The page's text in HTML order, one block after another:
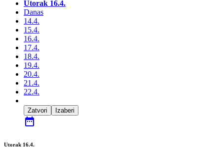
Utorak 16.4.
Danas
14.4.
15.4.
16.4.
17.4.
18.4.
19.4.
20.4.
21.4.
22.4.
Zatvori Izaberi
date_range
Utorak 16.4.